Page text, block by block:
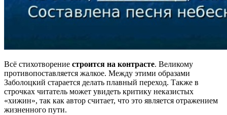
Всё стихотворение строится на контрасте. Великому
противопоставляется жалкое. Между этими образами
Заболоцкий старается делать плавный переход. Также в
строчках читатель может увидеть критику неказистых
«хижин», так как автор считает, что это является отражением
жизненного пути.